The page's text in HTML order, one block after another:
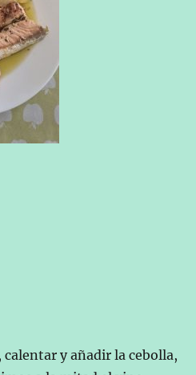
calentar y añadir la cebolla,